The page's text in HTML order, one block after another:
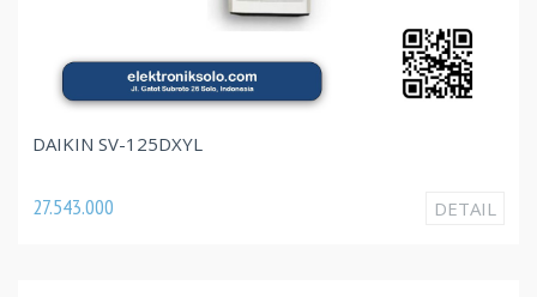
DAIKIN SV-125DXYL
27.543.000 DETAIL